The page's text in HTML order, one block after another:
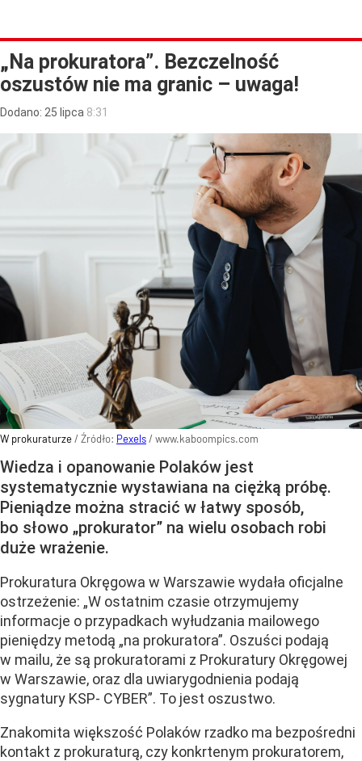
„Na prokuratora”. Bezczelność
oszustów nie ma granic – uwaga!
Dodano: 25 lipca 8:31
W prokuraturze/ Źródło: Pexels/ www.kaboompics.com
Wiedza i opanowanie Polaków jest
systematycznie wystawiana na ciężką próbę.
Pieniądze można stracić w łatwy sposób,
bo słowo „prokurator” na wielu osobach robi
duże wrażenie.
Prokuratura Okręgowa w Warszawie wydała oficjalne
ostrzeżenie: „W ostatnim czasie otrzymujemy
informacje o przypadkach wyłudzania mailowego
pieniędzy metodą „na prokuratora”. Oszuści podają
w mailu, że są prokuratorami z Prokuratury Okręgowej
w Warszawie, oraz dla uwiarygodnienia podają
sygnatury KSP- CYBER”. To jest oszustwo.
Znakomita większość Polaków rzadko ma bezpośredni
kontakt z prokuraturą, czy konkrtenym prokuratorem,